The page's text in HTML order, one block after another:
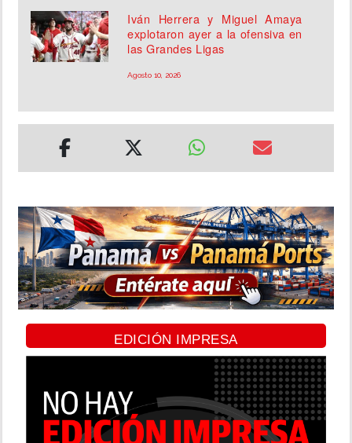
Iván Herrera y Miguel Amaya
explotaron ayer a la ofensiva en
las Grandes Ligas
Agosto 10, 2026
EDICIÓN IMPRESA